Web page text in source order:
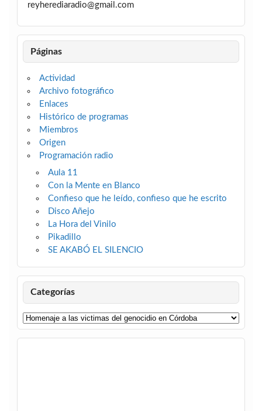
reyherediaradio@gmail.com
Páginas
Actividad
Archivo fotográfico
Enlaces
Histórico de programas
Miembros
Origen
Programación radio
Aula 11
Con la Mente en Blanco
Confieso que he leído, confieso que he escrito
Disco Añejo
La Hora del Vinilo
Pikadillo
SE AKABÓ EL SILENCIO
Categorías
Categorías